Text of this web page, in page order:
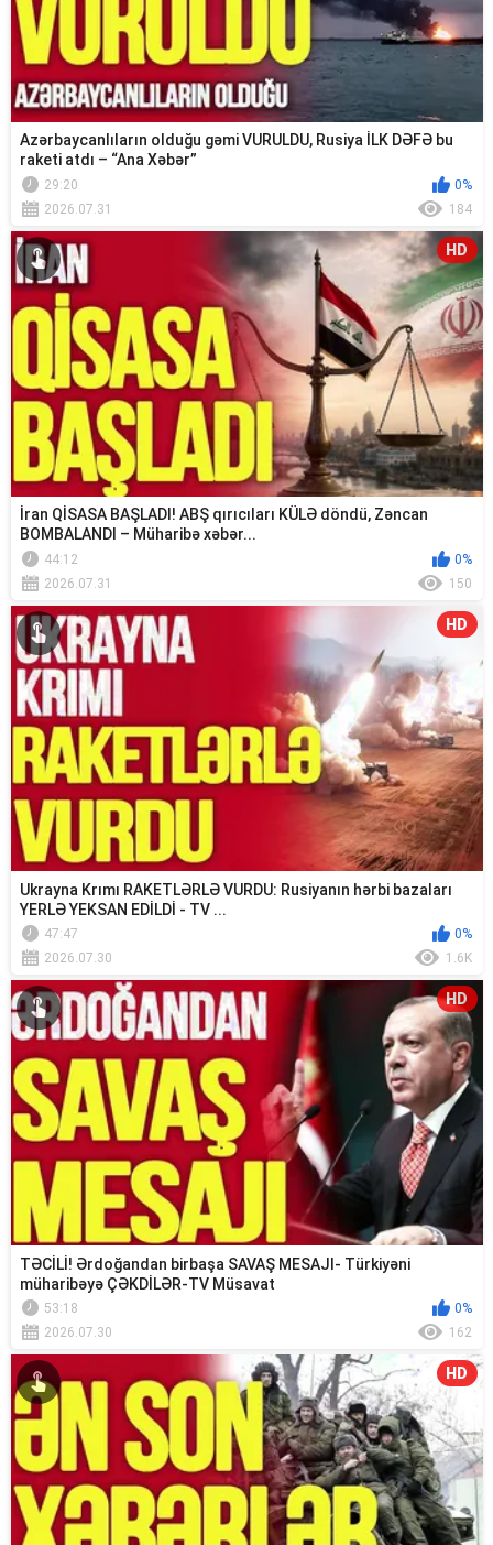
Azərbaycanlıların olduğu gəmi VURULDU, Rusiya İLK DƏFƏ bu
raketi atdı – “Ana Xəbər”
29:20
0%
2026.07.31
184
HD
İran QİSASA BAŞLADI! ABŞ qırıcıları KÜLƏ döndü, Zəncan
BOMBALANDI – Müharibə xəbər...
44:12
0%
2026.07.31
150
HD
Ukrayna Krımı RAKETLƏRLƏ VURDU: Rusiyanın hərbi bazaları
YERLƏ YEKSAN EDİLDİ - TV ...
47:47
0%
2026.07.30
1.6K
HD
TƏCİLİ! Ərdoğandan birbaşa SAVAŞ MESAJI- Türkiyəni
müharibəyə ÇƏKDİLƏR-TV Müsavat
53:18
0%
2026.07.30
162
HD